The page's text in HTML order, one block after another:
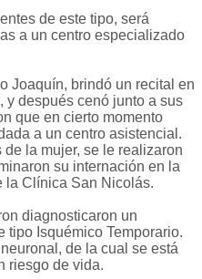
de este tipo, será
a un centro especializado
Joaquín, brindó un recital en
después cenó junto a sus
que en cierto momento
a un centro asistencial.
la mujer, se le realizaron
su internación en la
la Clínica San Nicolás.
diagnosticaron un
tipo Isquémico Temporario.
de la cual se está
riesgo de vida.